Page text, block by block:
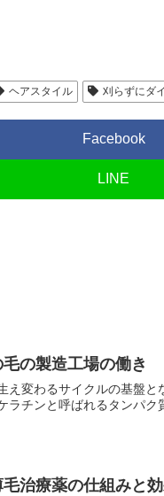
ヘアスタイル 刈らずにダ
Facebook
LINE
の製造工場の働き
え変わるサイクルの基盤
ラチンと呼ばれるタンパ
治療薬の仕組みと